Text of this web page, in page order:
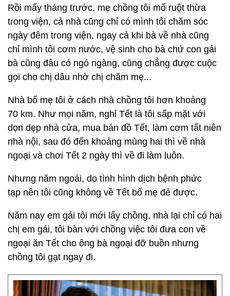
Rồi mấy tháng trước, mẹ chồng tôi mổ ruột thừa
trong viện, cả nhà cũng chỉ có mình tôi chăm sóc
ngày đêm trong viện, ngay cả khi bà về nhà cũng
chỉ mình tôi cơm nước, vệ sinh cho bà chứ con gái
bà cũng đâu có ngó ngàng, cũng chẳng được cuộc
gọi cho chị dâu nhờ chị chăm mẹ...
Nhà bố mẹ tôi ở cách nhà chồng tôi hơn khoảng
70 km. Như mọi năm, nghỉ Tết là tôi sấp mặt với
dọn dẹp nhà cửa, mua bán đồ Tết, làm cơm tất niên
nhà nội, sau đó đến khoảng mùng hai thì về nhà
ngoại và chơi Tết 2 ngày thì về đi làm luôn.
Nhưng năm ngoái, do tình hình dịch bệnh phức
tạp nên tôi cũng không về Tết bố mẹ đẻ được.
Năm nay em gái tôi mới lấy chồng, nhà lại chỉ có hai
chị em gái, tôi bàn với chồng việc tôi đưa con về
ngoại ăn Tết cho ông bà ngoại đỡ buồn nhưng
chồng tôi gạt ngay đi.